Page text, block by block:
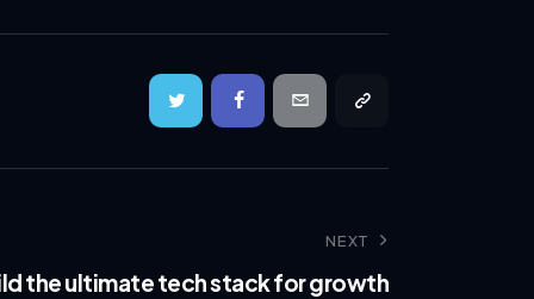
NEXT
the ultimate tech stack for growth